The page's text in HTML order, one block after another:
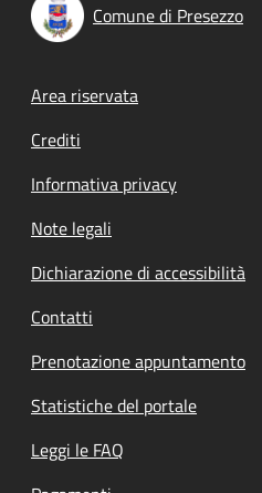
Comune di Presezzo
Footer menu
Area riservata
Crediti
Informativa privacy
Note legali
Dichiarazione di accessibilità
Contatti
Prenotazione appuntamento
Statistiche del portale
Leggi le FAQ